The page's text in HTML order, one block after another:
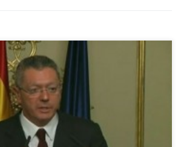
Alberto Ruiz Gallardón ha dimitido este
el Presidente del Gobierno Mariano Rajoy
de la ley del aborto no vería la luz. El
el apoyo de sus compañeros de partido y
[…]